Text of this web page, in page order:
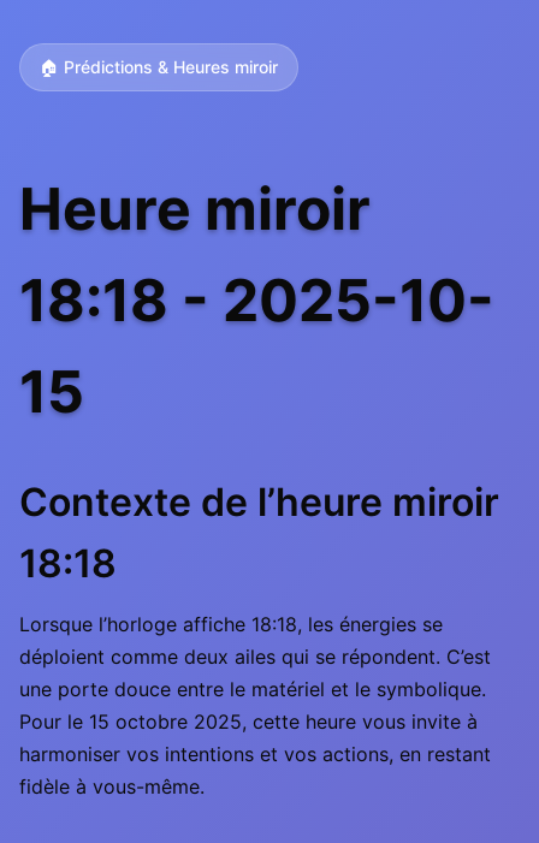
🏠 Prédictions & Heures miroir
Heure miroir
18:18 - 2025-10-
15
Contexte de l’heure miroir
18:18
Lorsque l’horloge affiche 18:18, les énergies se
déploient comme deux ailes qui se répondent. C’est
une porte douce entre le matériel et le symbolique.
Pour le 15 octobre 2025, cette heure vous invite à
harmoniser vos intentions et vos actions, en restant
fidèle à vous-même.